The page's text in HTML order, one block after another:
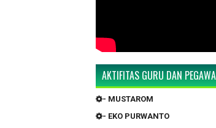
AKTIFITAS GURU DAN
- MUSTAROM
- EKO PURWANTO